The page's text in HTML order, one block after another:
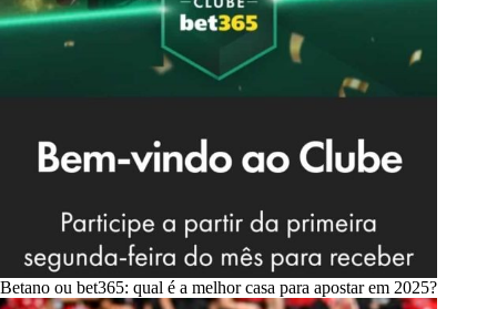
Betano ou bet365: qual é a melhor casa para apostar em 2025?